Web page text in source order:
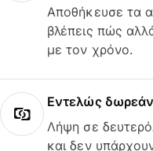
Αποθήκευσε τα
βλέπεις πώς
με τον χρόνο.
Εντελώς
Λήψη σε
και δεν